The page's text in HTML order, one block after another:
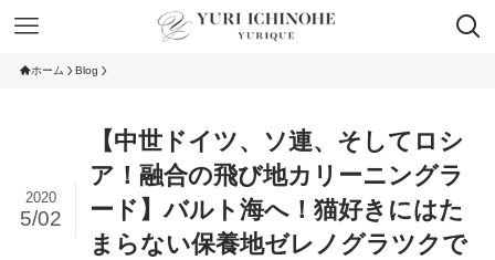
ホーム Blog
【中世ドイツ、ソ連、そしてロシ
ア！融合の飛び地カリーニングラ
ード】バルト海へ！猫好きにはた
まらない保養地ゼレノグラツクで
2020
5/02